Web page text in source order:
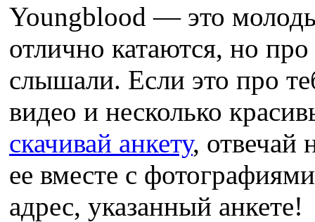
Youngblood — это
отлично катаются, но
слышали. Если это про
видео и несколько
скачивай анкету, отвечай
ее вместе с
адрес, указанный анкете!